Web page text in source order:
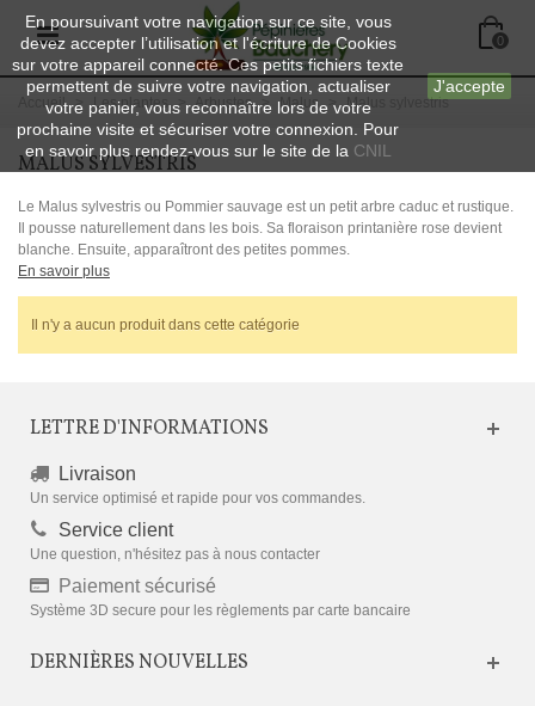
En poursuivant votre navigation sur ce site, vous
devez accepter l’utilisation et l'écriture de Cookies
sur votre appareil connecté. Ces petits fichiers texte
permettent de suivre votre navigation, actualiser
votre panier, vous reconnaître lors de votre
prochaine visite et sécuriser votre connexion. Pour
en savoir plus rendez-vous sur le site de la CNIL
J'accepte
0
Accueil > Les plantes > Arbustes > Malus > Malus sylvestris
MALUS SYLVESTRIS
Le Malus sylvestris ou Pommier sauvage est un petit arbre caduc et rustique.
Il pousse naturellement dans les bois. Sa floraison printanière rose devient
blanche. Ensuite, apparaîtront des petites pommes.
En savoir plus
Il n'y a aucun produit dans cette catégorie
LETTRE D'INFORMATIONS
Livraison
Un service optimisé et rapide pour vos commandes.
Service client
Une question, n'hésitez pas à nous contacter
Paiement sécurisé
Système 3D secure pour les règlements par carte bancaire
DERNIÈRES NOUVELLES